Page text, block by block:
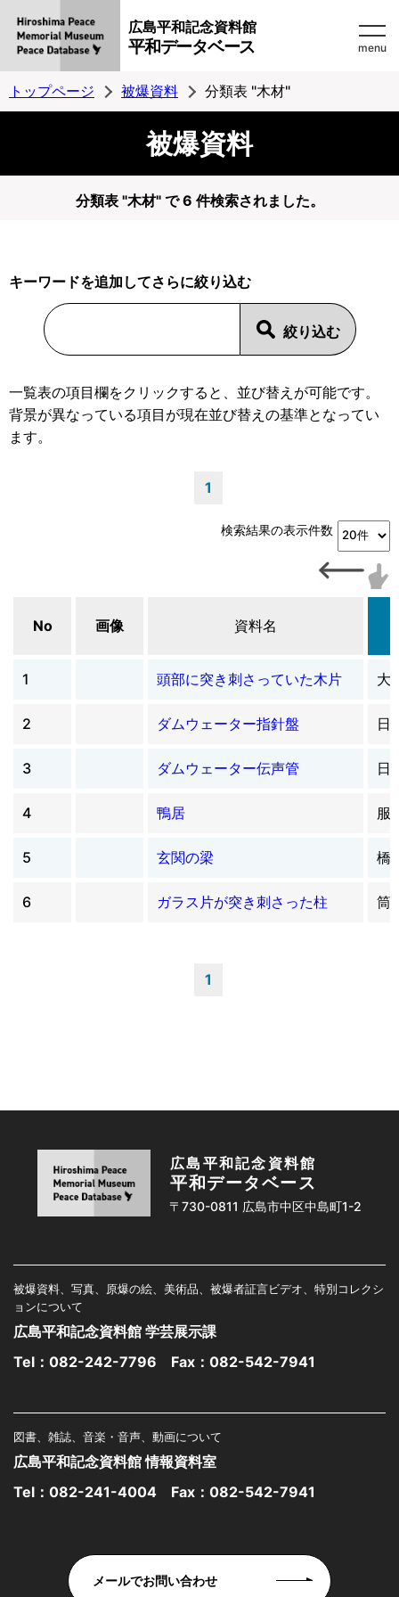
広島平和記念資料館
平和データベース menu
トップページ 被爆資料 分類表 "木材"
被爆資料
分類表 "木材" で 6 件検索されました。
キーワードを追加してさらに絞り込む
一覧表の項目欄をクリックすると、並び替えが可能です。
背景が異なっている項目が現在並び替えの基準となってい
ます。
1
検索結果の表示件数
No 画像 資料名
1 頭部に突き刺さっていた木片 大
2 ダムウェーター指針盤 日
3 ダムウェーター伝声管 日
4 鴨居 服
5 玄関の梁 橋
6 ガラス片が突き刺さった柱 筒
1
広島平和記念資料館
平和データベース
〒730-0811 広島市中区中島町1-2
被爆資料、写真、原爆の絵、美術品、被爆者証言ビデオ、特別コレクシ
ョンについて
広島平和記念資料館 学芸展示課
Tel： 082-242-7796 Fax：082-542-7941
図書、雑誌、音楽・音声、動画について
広島平和記念資料館 情報資料室
Tel： 082-241-4004 Fax：082-542-7941
メールでお問い合わせ